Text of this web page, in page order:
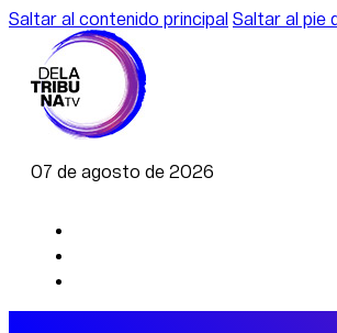
Saltar al contenido principal Saltar al pie
07 de agosto de 2026